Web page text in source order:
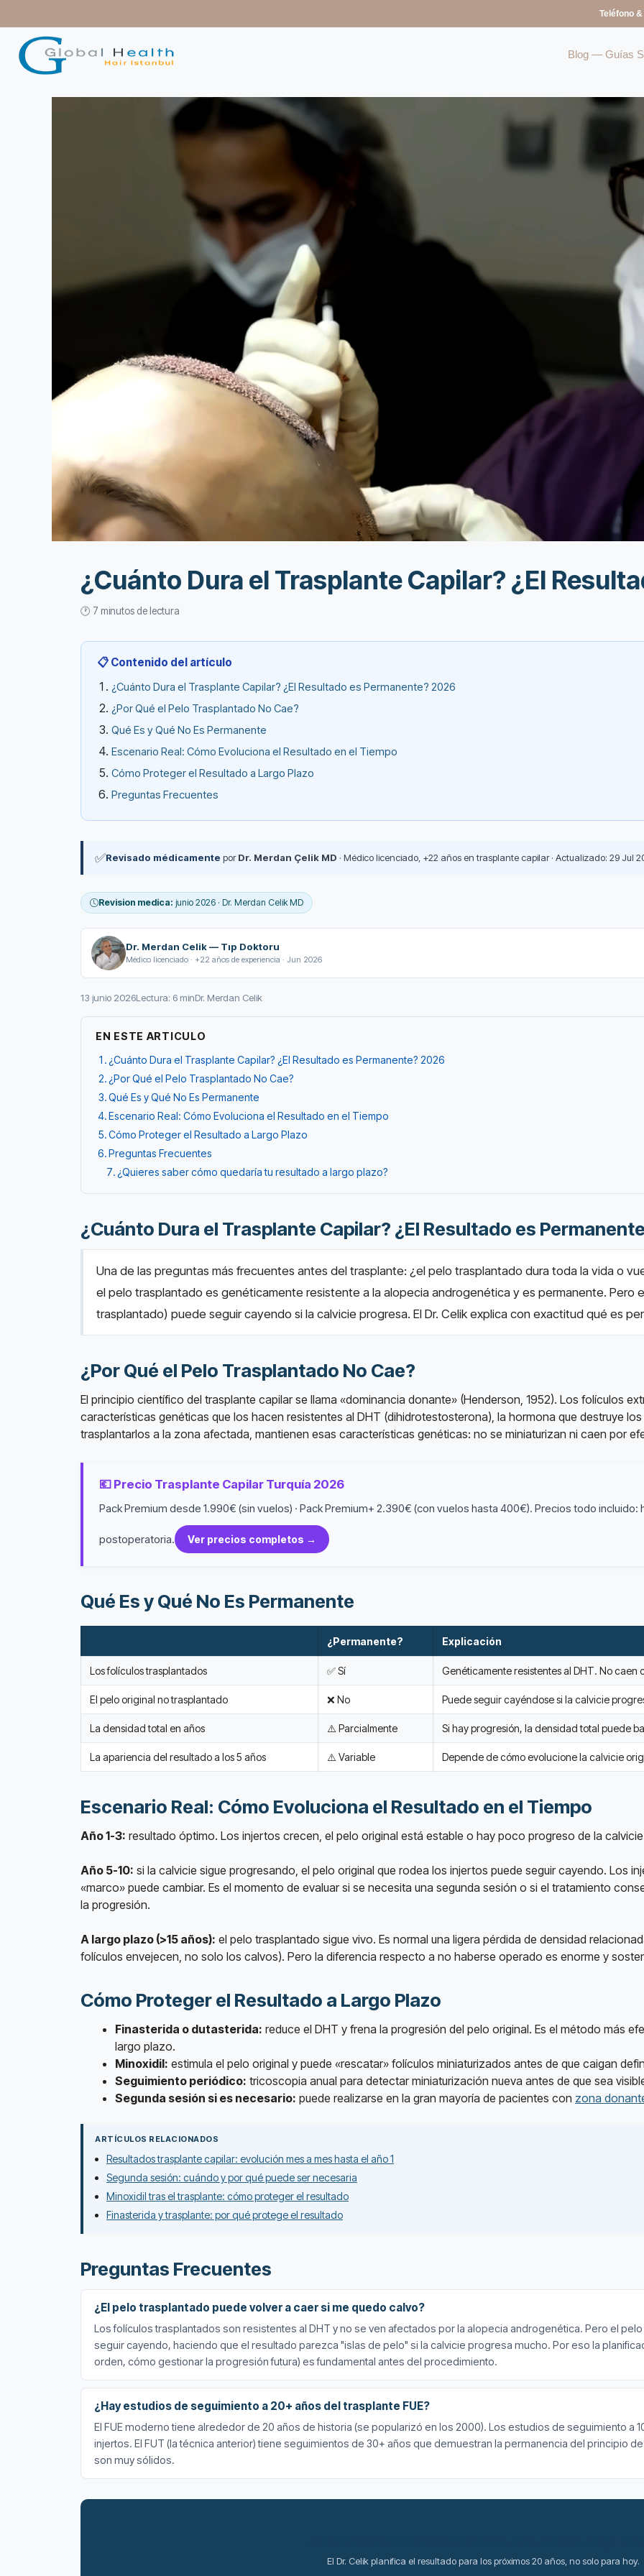
Teléfono
Blog — Guías
¿Cuánto Dura el Trasplante Capilar? ¿El
🕐 7 minutos de lectura
📋 Contenido del artículo
¿Cuánto Dura el Trasplante Capilar? ¿El Resultado es Permanente? 2026
¿Por Qué el Pelo Trasplantado No Cae?
Qué Es y Qué No Es Permanente
Escenario Real: Cómo Evoluciona el Resultado en el Tiempo
Cómo Proteger el Resultado a Largo Plazo
Preguntas Frecuentes
✅Revisado médicamente porDr. Merdan Çelik MD · Médico licenciado, +22 años en trasplante capilar · Actualizado: 29 Jul
Revision medica: junio 2026 · Dr. Merdan Celik MD
Dr. Merdan Celik — Tıp Doktoru
Médico licenciado · +22 años de experiencia · Jun 2026
13 junio 2026Lectura: 6 minDr. Merdan Celik
EN ESTE ARTICULO
¿Cuánto Dura el Trasplante Capilar? ¿El Resultado es Permanente? 2026
¿Por Qué el Pelo Trasplantado No Cae?
Qué Es y Qué No Es Permanente
Escenario Real: Cómo Evoluciona el Resultado en el Tiempo
Cómo Proteger el Resultado a Largo Plazo
Preguntas Frecuentes
¿Quieres saber cómo quedaría tu resultado a largo plazo?
¿Cuánto Dura el Trasplante Capilar? ¿El Resultado es
Una de las preguntas más frecuentes antes del trasplante: ¿el pelo trasplantado dura toda la vida o
el pelo trasplantado es genéticamente resistente a la alopecia androgenética y es permanente. Pero
trasplantado) puede seguir cayendo si la calvicie progresa. El Dr. Celik explica con exactitud qué es
¿Por Qué el Pelo Trasplantado No Cae?
El principio científico del trasplante capilar se llama «dominancia donante» (Henderson, 1952). Los folículos
características genéticas que los hacen resistentes al DHT (dihidrotestosterona), la hormona que destruye
trasplantarlos a la zona afectada, mantienen esas características genéticas: no se miniaturizan ni caen por
💶 Precio Trasplante Capilar Turquía 2026
Pack Premium desde 1.990€ (sin vuelos) · Pack Premium+ 2.390€ (con vuelos hasta 400€). Precios todo
postoperatoria. Ver precios completos →
Qué Es y Qué No Es Permanente
¿Permanente? Explicación
Los folículos trasplantados ✅ Sí Genéticamente resistentes al DHT. No caen
El pelo original no trasplantado ❌ No Puede seguir cayéndose si la calvicie
La densidad total en años ⚠️ Parcialmente Si hay progresión, la densidad total puede
La apariencia del resultado a los 5 años ⚠️ Variable Depende de cómo evolucione la calvicie
Escenario Real: Cómo Evoluciona el Resultado en el Tiempo
Año 1-3: resultado óptimo. Los injertos crecen, el pelo original está estable o hay poco progreso de la
Año 5-10: si la calvicie sigue progresando, el pelo original que rodea los injertos puede seguir cayendo. Los
«marco» puede cambiar. Es el momento de evaluar si se necesita una segunda sesión o si el tratamiento
la progresión.
A largo plazo (>15 años): el pelo trasplantado sigue vivo. Es normal una ligera pérdida de densidad
folículos envejecen, no solo los calvos). Pero la diferencia respecto a no haberse operado es enorme y
Cómo Proteger el Resultado a Largo Plazo
Finasterida o dutasterida: reduce el DHT y frena la progresión del pelo original. Es el método más
largo plazo.
Minoxidil: estimula el pelo original y puede «rescatar» folículos miniaturizados antes de que caigan
Seguimiento periódico: tricoscopia anual para detectar miniaturización nueva antes de que sea
Segunda sesión si es necesario: puede realizarse en la gran mayoría de pacientes con zona
ARTÍCULOS RELACIONADOS
Resultados trasplante capilar: evolución mes a mes hasta el año 1
Segunda sesión: cuándo y por qué puede ser necesaria
Minoxidil tras el trasplante: cómo proteger el resultado
Finasterida y trasplante: por qué protege el resultado
Preguntas Frecuentes
¿El pelo trasplantado puede volver a caer si me quedo calvo?
Los folículos trasplantados son resistentes al DHT y no se ven afectados por la alopecia androgenética. Pero el
seguir cayendo, haciendo que el resultado parezca "islas de pelo" si la calvicie progresa mucho. Por eso la
orden, cómo gestionar la progresión futura) es fundamental antes del procedimiento.
¿Hay estudios de seguimiento a 20+ años del trasplante FUE?
El FUE moderno tiene alrededor de 20 años de historia (se popularizó en los 2000). Los estudios de seguimiento a
injertos. El FUT (la técnica anterior) tiene seguimientos de 30+ años que demuestran la permanencia del principio
son muy sólidos.
El Dr. Celik planifica el resultado para los próximos 20 años, no solo para hoy.